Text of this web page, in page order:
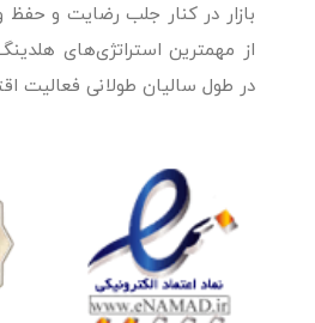
بازار در کنار جلب رضایت و
از مهمترین استراتژی‌های
در طول سالیان طولانی فعالیت